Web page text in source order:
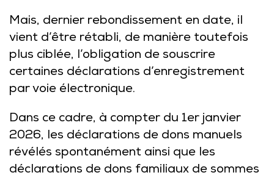
Mais, dernier rebondissement en date, il
vient d’être rétabli, de manière toutefois
plus ciblée, l’obligation de souscrire
certaines déclarations d’enregistrement
par voie électronique.
Dans ce cadre, à compter du 1er janvier
2026, les déclarations de dons manuels
révélés spontanément ainsi que les
déclarations de dons familiaux de sommes